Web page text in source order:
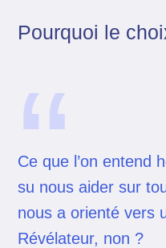
Pourquoi le
“
Ce que l’on entend
su nous aider sur
nous a orienté vers
Révélateur, non ?